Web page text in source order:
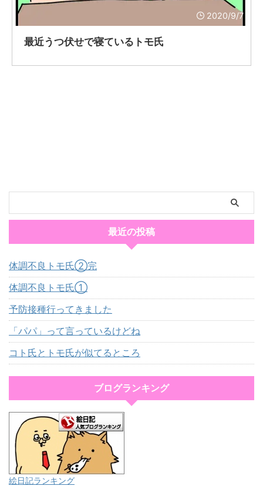
2020/9/7
最近うつ伏せで寝ているトモ氏
最近の投稿
体調不良トモ氏②完
体調不良トモ氏①
予防接種行ってきました
「パパ」って言っているけどね
コト氏とトモ氏が似てるところ
ブログランキング
絵日記ランキング